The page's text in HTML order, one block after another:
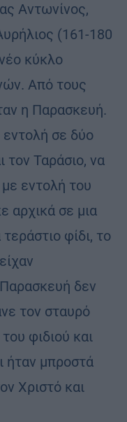
Αντωνίνος,
(161-180
κύκλο
Από τους
η Παρασκευή.
σε δύο
τον Ταράσιο, να
εντολή του
αρχικά σε μια
φίδι, το
δεν
τον σταυρό
φιδιού και
ήταν μπροστά
Χριστό και